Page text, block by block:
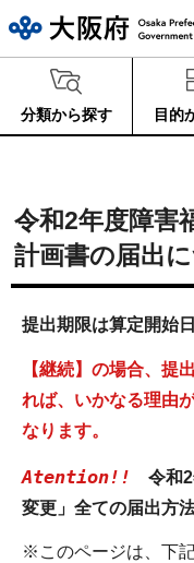
分類から探す 目的
令和2年度障害
計画書の届出
提出期限は算定開始
【継続】の場合、提
れば、いかなる理由
なります。
Atention!!
令和
変更」全ての届出方
※このページは、下